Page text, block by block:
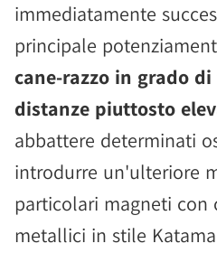
immediatamente
principale
cane-razzo in grado
distanze piuttosto
abbattere determinati
introdurre un'ulteriore
particolari magneti con
metallici in stile